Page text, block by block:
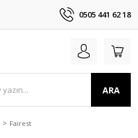
0505 441 62 18
ARA
Fairest